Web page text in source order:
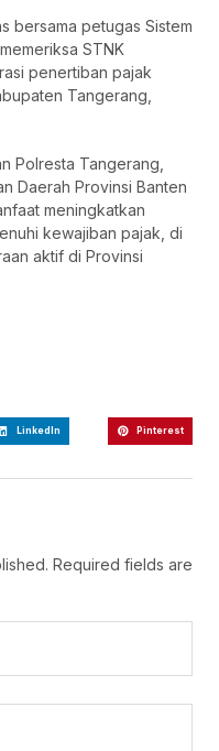
bersama petugas Sistem
STNK
penertiban pajak
Tangerang,
Polresta Tangerang,
Daerah Provinsi Banten
meningkatkan
kewajiban pajak, di
aktif di Provinsi
LinkedIn Pinterest
Required fields are